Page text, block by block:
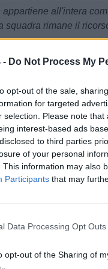
- Do Not Process My
opt-out of the sale,
for targeted
selection. Please note
interest-based ads
to third parties
of your personal
This information may also
Participants that may
Data Processing Opt Outs
opt-out of the Sharing of
appartiene all'intera
squadra rimane il
ci sta: "Chiediamo la
del girone F"
/ Data:Ven 15 maggio 2026
Tweet